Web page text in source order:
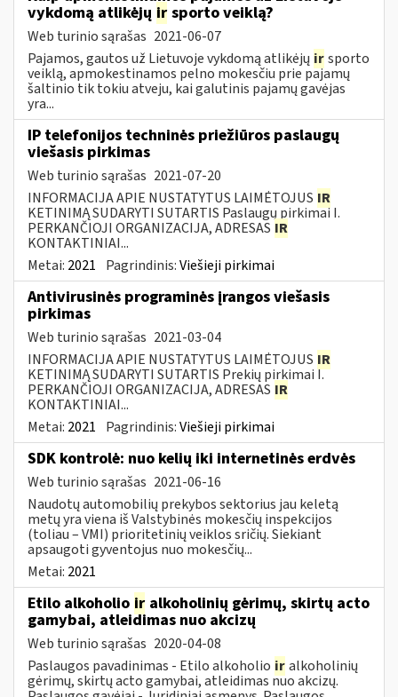
vykdomą atlikėjų ir sporto veiklą?
Web turinio sąrašas 2021-06-07
Pajamos, gautos už Lietuvoje vykdomą atlikėjų irsporto
veiklą, apmokestinamos pelno mokesčiu prie pajamų
šaltinio tik tokiu atveju, kai galutinis pajamų gavėjas
yra...
IP telefonijos techninės priežiūros paslaugų
viešasis pirkimas
Web turinio sąrašas 2021-07-20
INFORMACIJA APIE NUSTATYTUS LAIMĖTOJUS IR
KETINIMĄ SUDARYTI SUTARTIS Paslaugų pirkimai I.
PERKANČIOJI ORGANIZACIJA, ADRESAS IR
KONTAKTINIAI...
Metai: 2021 Pagrindinis:Viešieji pirkimai
Antivirusinės programinės įrangos viešasis
pirkimas
Web turinio sąrašas 2021-03-04
INFORMACIJA APIE NUSTATYTUS LAIMĖTOJUS IR
KETINIMĄ SUDARYTI SUTARTIS Prekių pirkimai I.
PERKANČIOJI ORGANIZACIJA, ADRESAS IR
KONTAKTINIAI...
Metai: 2021 Pagrindinis:Viešieji pirkimai
SDK kontrolė: nuo kelių iki internetinės erdvės
Web turinio sąrašas 2021-06-16
Naudotų automobilių prekybos sektorius jau keletą
metų yra viena iš Valstybinės mokesčių inspekcijos
(toliau – VMI) prioritetinių veiklos sričių. Siekiant
apsaugoti gyventojus nuo mokesčių...
Metai: 2021
Etilo alkoholio ir alkoholinių gėrimų, skirtų acto
gamybai, atleidimas nuo akcizų
Web turinio sąrašas 2020-04-08
Paslaugos pavadinimas - Etilo alkoholio iralkoholinių
gėrimų, skirtų acto gamybai, atleidimas nuo akcizų.